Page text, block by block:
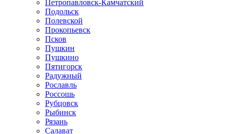
Петропавловск-Камчатский
Подольск
Полевской
Прокопьевск
Псков
Пушкин
Пушкино
Пятигорск
Радужный
Рославль
Россошь
Рубцовск
Рыбинск
Рязань
Салават